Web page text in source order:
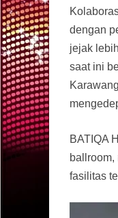
dengan
jejak
saat ini
BATIQA
fasilitas